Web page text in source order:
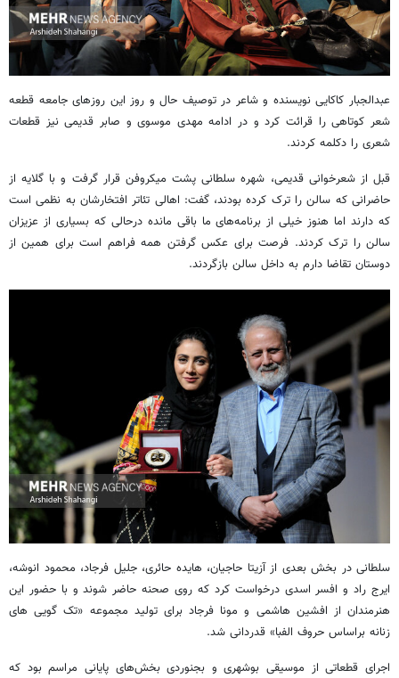
عبدالجبار کاکایی نویسنده و شاعر در توصیف حال و روز این روزهای جامعه قطعه
شعر کوتاهی را قرائت کرد و در ادامه مهدی موسوی و صابر قدیمی نیز قطعات
شعری را دکلمه کردند.
قبل از شعرخوانی قدیمی، شهره سلطانی پشت میکروفن قرار گرفت و با گلایه از
حاضرانی که سالن را ترک کرده بودند، گفت: اهالی تئاتر افتخارشان به نظمی است
که دارند اما هنوز خیلی از برنامه‌های ما باقی مانده درحالی که بسیاری از عزیزان
سالن را ترک کردند. فرصت برای عکس گرفتن همه فراهم است برای همین از
دوستان تقاضا دارم به داخل سالن بازگردند.
سلطانی در بخش بعدی از آزیتا حاجیان، هایده حائری، جلیل فرجاد، محمود انوشه،
ایرج راد و افسر اسدی درخواست کرد که روی صحنه حاضر شوند و با حضور این
هنرمندان از افشین هاشمی و مونا فرجاد برای تولید مجموعه «تک گویی های
زنانه براساس حروف الفبا» قدردانی شد.
اجرای قطعاتی از موسیقی بوشهری و بجنوردی بخش‌های پایانی مراسم بود که